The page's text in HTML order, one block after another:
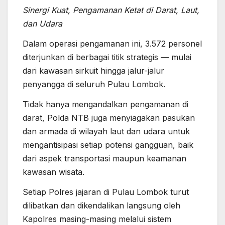
Sinergi Kuat, Pengamanan Ketat di Darat, Laut,
dan Udara
Dalam operasi pengamanan ini, 3.572 personel
diterjunkan di berbagai titik strategis — mulai
dari kawasan sirkuit hingga jalur-jalur
penyangga di seluruh Pulau Lombok.
Tidak hanya mengandalkan pengamanan di
darat, Polda NTB juga menyiagakan pasukan
dan armada di wilayah laut dan udara untuk
mengantisipasi setiap potensi gangguan, baik
dari aspek transportasi maupun keamanan
kawasan wisata.
Setiap Polres jajaran di Pulau Lombok turut
dilibatkan dan dikendalikan langsung oleh
Kapolres masing-masing melalui sistem